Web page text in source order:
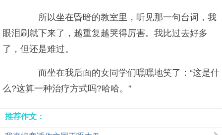
所以坐在昏暗的教室里，听见那一句台词，我
眼泪刷就下来了，越重复越哭得厉害。我比过去好多
了，但还是难过。
而坐在我后面的女同学们嘿嘿地笑了：“这是什
么?这算一种治疗方式吗?哈哈。”
推荐作文：